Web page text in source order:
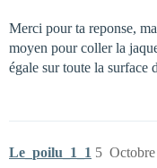
Merci pour ta reponse,
moyen pour coller la
égale sur toute la surface
Le_poilu_1_1 5